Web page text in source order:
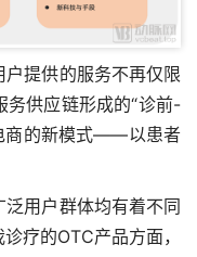
提供的服务不再仅限
务供应链形成的“诊前-
商的新模式——以患者
用户群体均有着不同
疗的OTC产品方面，